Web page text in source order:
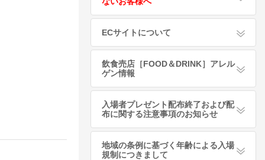
ECサイトについて
飲食売店［FOOD＆DRINK］アレル
ゲン情報
入場者プレゼント配布終了および配
布に関する注意事項のお知らせ
地域の条例に基づく年齢による入場
規制につきまして